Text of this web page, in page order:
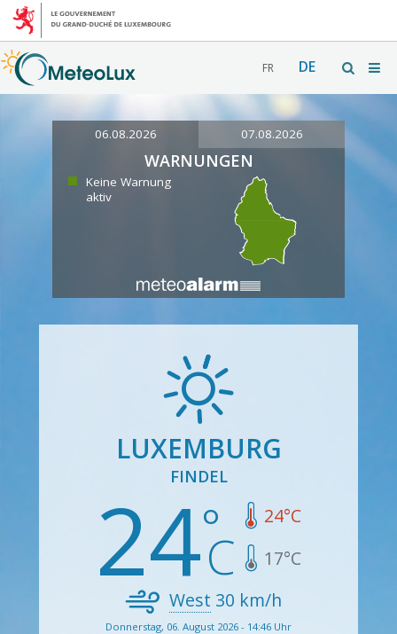
FR DE
06.08.2026 07.08.2026
WARNUNGEN
Keine Warnung
aktiv
LUXEMBURG
FINDEL
24 24°C
17°C
West 30 km/h
Donnerstag, 06. August 2026 - 14:46 Uhr